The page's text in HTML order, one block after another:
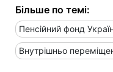
Більше по темі:
Пенсійний фонд
Внутрішньо